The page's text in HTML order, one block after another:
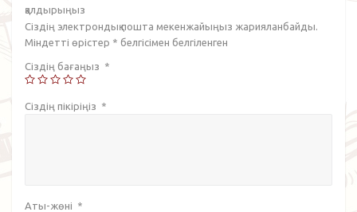
қалдырыңыз
Сіздің электрондық пошта мекенжайыңыз жарияланбайды.
Міндетті өрістер * белгісімен белгіленген
Сіздің бағаңыз *
Сіздің пікіріңіз *
Аты-жөні *